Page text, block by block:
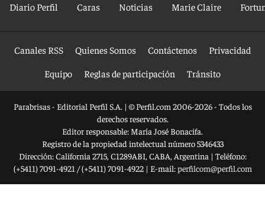
Diario Perfil Caras Noticias Marie Claire
Canales RSS Quienes Somos Contáctenos
Privacidad
Equipo
Reglas de participación Tránsito
Parabrisas - Editorial Perfil S.A. | © Perfil.com 2006-2026 - Todos los
derechos reservados.
Editor responsable: María José Bonacifa.
Registro de la propiedad intelectual número 5346433
Dirección:California 2715, C1289ABI, CABA, Argentina | Teléfono:
(+5411) 7091-4921 /(+5411) 7091-4922| E-mail:perfilcom@perfil.com